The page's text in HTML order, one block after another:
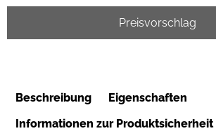
Preisvorschlag
Beschreibung
Eigenschaften
Informationen zur Produktsicherheit